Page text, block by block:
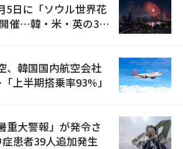
5日に「ソウル世界花
催…韓・米・英の3カ
、韓国国内航空会社
上半期搭乗率93%」
重大警報」が発令さ
患者39人追加発生